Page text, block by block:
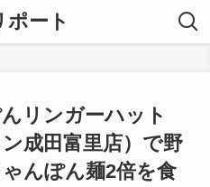
ポート
リンガーハット
ン成田富里店）で野
んぽん麺2倍を食